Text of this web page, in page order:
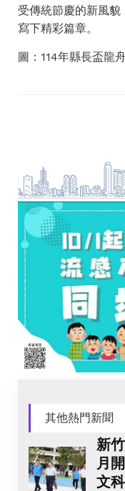
受傳統節慶的新風貌
寫下精彩篇章。
圖：114年縣長盃龍
其他熱門新聞
新
月
文